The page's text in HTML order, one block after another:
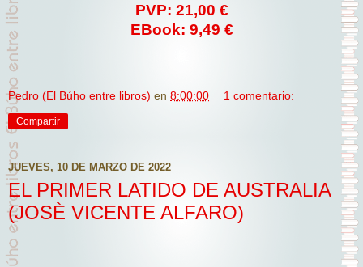
PVP: 21,00 €
EBook: 9,49 €
Pedro (El Búho entre libros) en 8:00:00 1 comentario:
Compartir
JUEVES, 10 DE MARZO DE 2022
EL PRIMER LATIDO DE AUSTRALIA
(JOSÈ VICENTE ALFARO)